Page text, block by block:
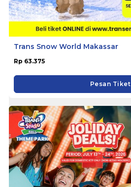
Trans Snow World Makassar
Rp 63.375
Pesan Tiket